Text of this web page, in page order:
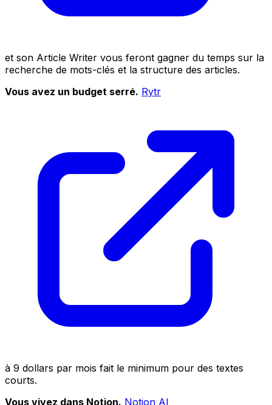
et son Article Writer vous feront gagner du temps sur la
recherche de mots-clés et la structure des articles.
Vous avez un budget serré. Rytr
à 9 dollars par mois fait le minimum pour des textes
courts.
Vous vivez dans Notion. Notion AI